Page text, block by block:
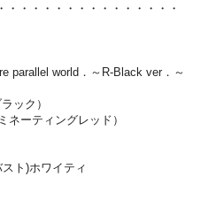
・・・・・・・・・・・・・・・
parallel world．～R-Black ver．～
ック）
ネーティングレッド）
ト)ホワイティ